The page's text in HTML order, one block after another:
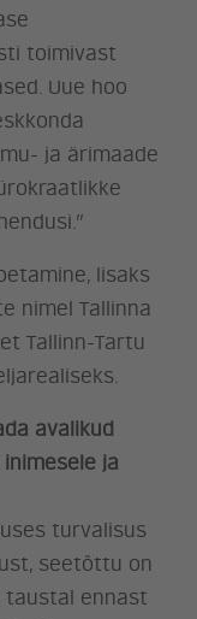
toimivast
Uue hoo
ja ärimaade
lisaks
nimel Tallinna
Tallinn-Tartu
avalikud
ja
turvalisus
seetõttu on
taustal ennast